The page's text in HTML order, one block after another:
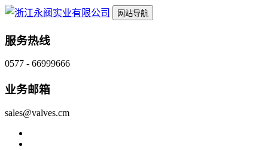
网站导航
服务热线
0577 - 66999666
业务邮箱
sales@valves.cm